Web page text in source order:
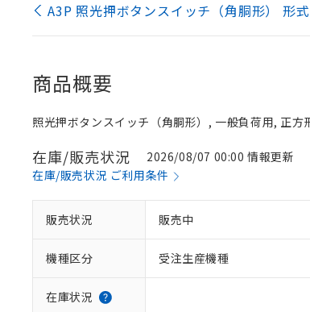
A3P 照光押ボタンスイッチ（角胴形） 形
商品概要
照光押ボタンスイッチ（角胴形）, 一般負荷用, 正
在庫/販売状況
2026/08/07 00:00 情報更新
在庫/販売状況 ご利用条件
販売状況 販売中
機種区分 受注生産機種
在庫状況